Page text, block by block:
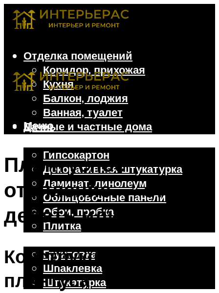
Отделка помещений
Коридор, прихожая
Кухня
Балкон, лоджия
Ванная, туалет
Дачные и частные дома
Гипсокартон
Декоративная штукатурка
Ламинат, линолеум
Облицовочные панели
Обои, пробка
Плитка
Грунтовка
Шпаклевка
Штукатурка
Меню
Плинтусное
отопление — стоит
делать или нет?
Конструкция теплого
плинтуса